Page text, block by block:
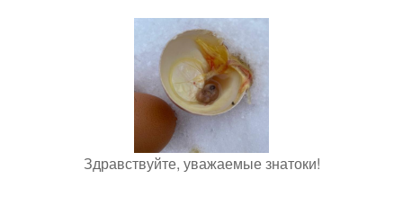
Здравствуйте, уважаемые знатоки!